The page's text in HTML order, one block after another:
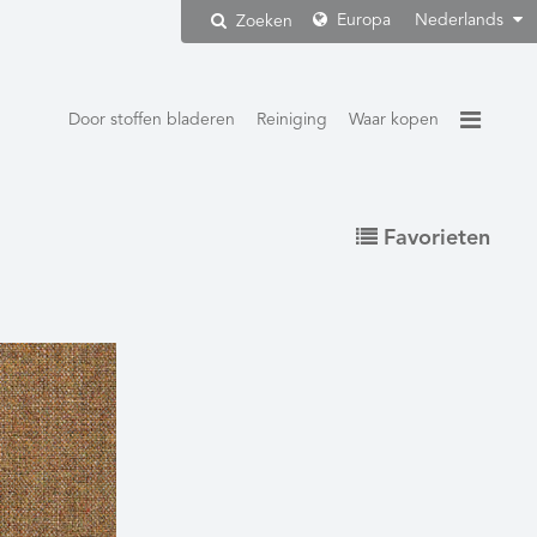
Zoeken Europa Nederlands
Door stoffen bladeren Reiniging Waar kopen
Favorieten